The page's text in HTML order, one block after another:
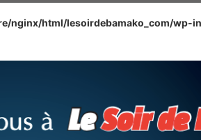
nginx/html/lesoirdebamako_com/wp-